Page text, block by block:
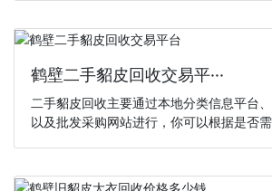
鹤壁二手貂皮回收交易平···
二手貂皮回收主要通过本地分类信息平台
以及批发采购网站进行‌，你可以根据是否需